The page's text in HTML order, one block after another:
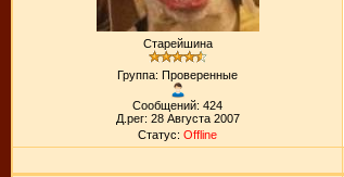
Старейшина
Группа: Проверенные
Сообщений: 424
Д.рег: 28 Августа 2007
Статус: Offline